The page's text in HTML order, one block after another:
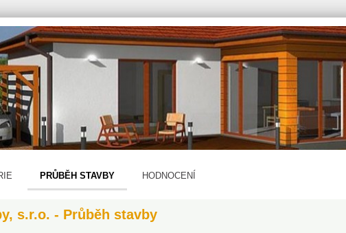
PRŮBĚH STAVBY HODNOCENÍ
s.r.o. - Průběh stavby